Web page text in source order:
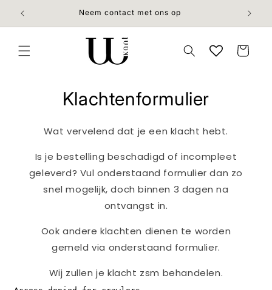
naar de
content
Neem contact met ons op
Winkelwagen
Klachtenformulier
Wat vervelend dat je een klacht hebt.
Is je bestelling beschadigd of incompleet
geleverd? Vul onderstaand formulier dan zo
snel mogelijk, doch binnen 3 dagen na
ontvangst in.
Ook andere klachten dienen te worden
gemeld via onderstaand formulier.
Wij zullen je klacht zsm behandelen.